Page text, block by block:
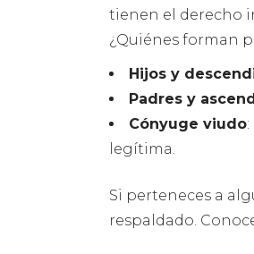
tienen el derecho
¿Quiénes forman
Hijos y
Padres y
Cónyuge viudo
legítima.
Si perteneces a
respaldado.